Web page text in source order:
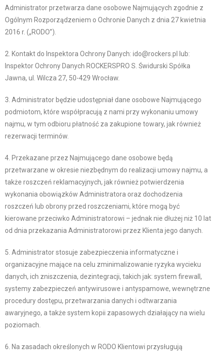
Administrator przetwarza dane osobowe Najmujących zgodnie z
Ogólnym Rozporządzeniem o Ochronie Danych z dnia 27 kwietnia
2016 r. („RODO”).
2. Kontakt do Inspektora Ochrony Danych: ido@rockers.pl lub:
Inspektor Ochrony Danych ROCKERSPRO S. Świdurski Spółka
Jawna, ul. Wilcza 27, 50-429 Wrocław.
3. Administrator będzie udostępniał dane osobowe Najmującego
podmiotom, które współpracują z nami przy wykonaniu umowy
najmu, w tym odbioru płatność za zakupione towary, jak również
rezerwacji terminów.
4. Przekazane przez Najmującego dane osobowe będą
przetwarzane w okresie niezbędnym do realizacji umowy najmu, a
także roszczeń reklamacyjnych, jak również potwierdzenia
wykonania obowiązków Administratora oraz dochodzenia
roszczeń lub obrony przed roszczeniami, które mogą być
kierowane przeciwko Administratorowi – jednak nie dłużej niż 10 lat
od dnia przekazania Administratorowi przez Klienta jego danych.
5. Administrator stosuje zabezpieczenia informatyczne i
organizacyjne mające na celu zminimalizowanie ryzyka wycieku
danych, ich zniszczenia, dezintegracji, takich jak: system firewall,
systemy zabezpieczeń antywirusowe i antyspamowe, wewnętrzne
procedury dostępu, przetwarzania danych i odtwarzania
awaryjnego, a także system kopii zapasowych działający na wielu
poziomach.
6. Na zasadach określonych w RODO Klientowi przysługują